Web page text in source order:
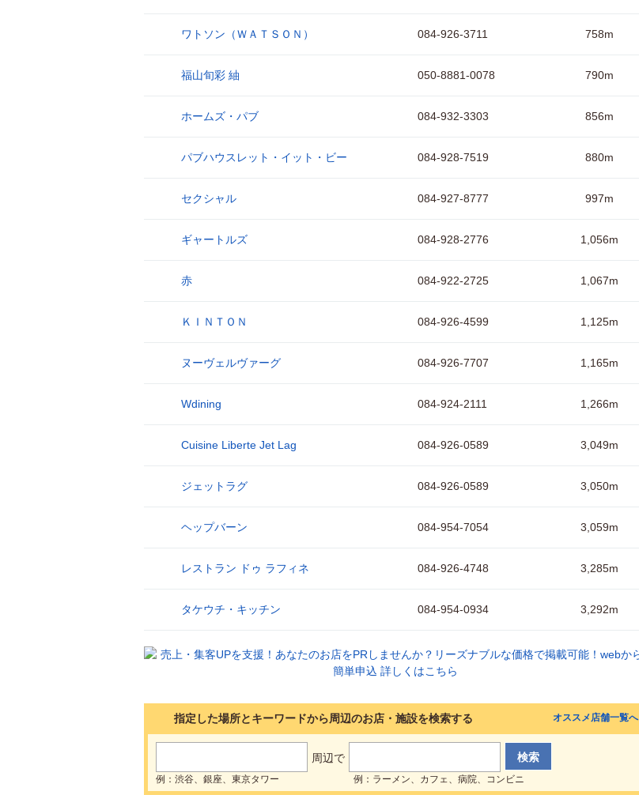
ワトソン（ＷＡＴＳＯＮ） 084-926-3711 758m
福山旬彩 紬 050-8881-0078 790m
ホームズ・パブ 084-932-3303 856m
パブハウスレット・イット・ビー 084-928-7519 880m
セクシャル 084-927-8777 997m
ギャートルズ 084-928-2776 1,056m
赤 084-922-2725 1,067m
ＫＩＮＴＯＮ 084-926-4599 1,125m
ヌーヴェルヴァーグ 084-926-7707 1,165m
Wdining 084-924-2111 1,266m
Cuisine Liberte Jet Lag 084-926-0589 3,049m
ジェットラグ 084-926-0589 3,050m
ヘップバーン 084-954-7054 3,059m
レストラン ドゥ ラフィネ 084-926-4748 3,285m
タケウチ・キッチン 084-954-0934 3,292m
指定した場所とキーワードから周辺のお店・施設を検索する
周辺で
例：渋谷、銀座、東京タワー 例：ラーメン、カフェ、病院、コンビニ
オススメ店舗一覧へ